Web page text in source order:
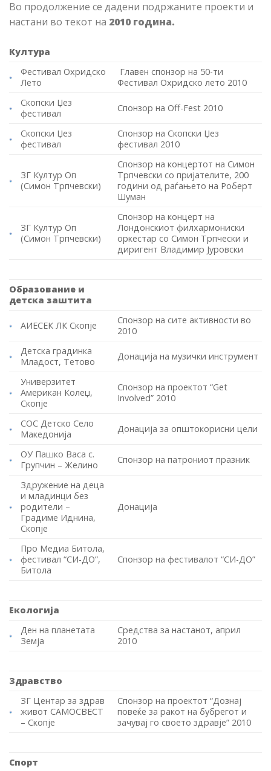
Во продолжение се дадени подржаните проекти и
настани во текот на 2010 година.
Култура
Фестивал Охридско
Лето
Главен спонзор на 50-ти
Фестивал Охридско лето 2010
Скопски Џез
фестивал
Спонзор на Off-Fest 2010
Скопски Џез
фестивал
Спонзор на Скопски Џез
фестивал 2010
ЗГ Култур Оп
(Симон Трпчевски)
Спонзор на концертот на Симон
Трпчевски со пријателите, 200
години од раѓањето на Роберт
Шуман
ЗГ Култур Оп
(Симон Трпчевски)
Спонзор на концерт на
Лондонскиот филхармониски
оркестар со Симон Трпчески и
диригент Владимир Јуровски
Образование и
детска заштита
АИЕСЕК ЛК Скопје
Спонзор на сите активности во
2010
Детска градинка
Младост, Тетово
Донација на музички инструмент
Универзитет
Американ Колеџ,
Скопје
Спонзор на проектот “Get
Involved” 2010
СОС Детско Село
Македонија
Донација за општокорисни цели
ОУ Пашко Васа с.
Групчин – Желино
Спонзор на патрониот празник
Здружение на деца
и младинци без
родители –
Градиме Иднина,
Скопје
Донација
Про Медиа Битола,
фестивал “СИ-ДО”,
Битола
Спонзор на фестивалот “СИ-ДО”
Екологија
Ден на планетата
Земја
Средства за настанот, април
2010
Здравство
ЗГ Центар за здрав
живот САМОСВЕСТ
– Скопје
Спонзор на проектот “Дознај
повеќе за ракот на бубрегот и
зачувај го своето здравје” 2010
Спорт